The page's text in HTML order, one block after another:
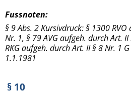
Fussnoten:
§ 9 Abs. 2 Kursivdruck: § 1300
Nr. 1, § 79 AVG aufgeh. durch Art.
RKG aufgeh. durch Art. II § 8 Nr. 1
1.1.1981
§ 10